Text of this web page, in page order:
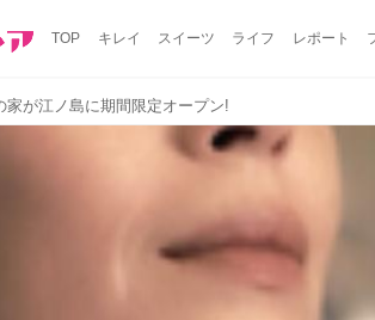
TOP キレイ スイーツ ライフ レポート
家が江ノ島に期間限定オープン!